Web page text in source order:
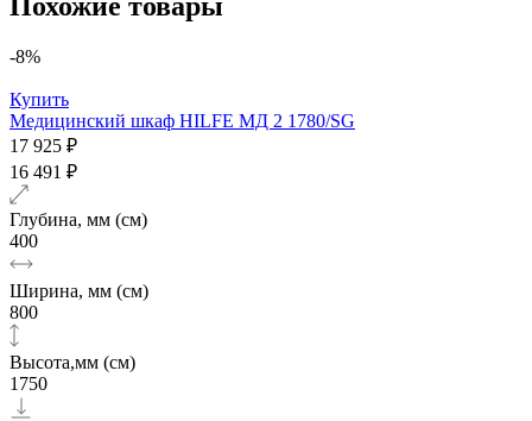
-8%
Купить
Медицинский шкаф HILFE МД 2 1780/SG
17 925 ₽
16 491 ₽
Глубина, мм (см)
400
Ширина, мм (см)
800
Высота,мм (см)
1750